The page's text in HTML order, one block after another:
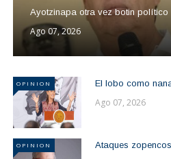
Ayotzinapa otra vez botin político
Ago 07, 2026
OPINION El lobo como
Ago 07, 2026
OPINION Ataques zopencos